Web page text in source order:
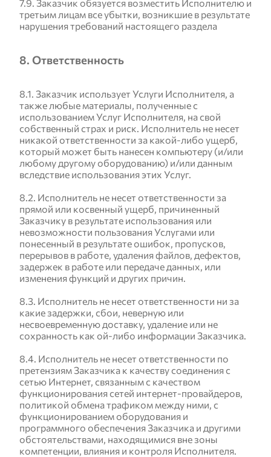
7.9. Заказчик обязуется возместить Исполнителю и
третьим лицам все убытки, возникшие в результате
нарушения требований настоящего раздела
8. Ответственность
8.1. Заказчик использует Услуги Исполнителя, а
также любые материалы, полученные с
использованием Услуг Исполнителя, на свой
собственный страх и риск. Исполнитель не несет
никакой ответственности за какой-либо ущерб,
который может быть нанесен компьютеру (и/или
любому другому оборудованию) и/или данным
вследствие использования этих Услуг.
8.2. Исполнитель не несет ответственности за
прямой или косвенный ущерб, причиненный
Заказчику в результате использования или
невозможности пользования Услугами или
понесенный в результате ошибок, пропусков,
перерывов в работе, удаления файлов, дефектов,
задержек в работе или передаче данных, или
изменения функций и других причин.
8.3. Исполнитель не несет ответственности ни за
какие задержки, сбои, неверную или
несвоевременную доставку, удаление или не
сохранность как ой-либо информации Заказчика.
8.4. Исполнитель не несет ответственности по
претензиям Заказчика к качеству соединения с
сетью Интернет, связанным с качеством
функционирования сетей интернет-провайдеров,
политикой обмена трафиком между ними, с
функционированием оборудования и
программного обеспечения Заказчика и другими
обстоятельствами, находящимися вне зоны
компетенции, влияния и контроля Исполнителя.